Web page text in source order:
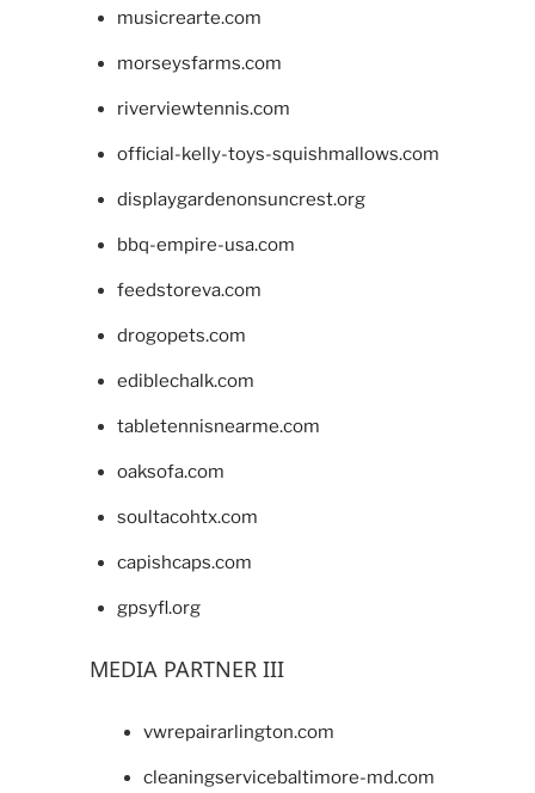
musicrearte.com
morseysfarms.com
riverviewtennis.com
official-kelly-toys-squishmallows.com
displaygardenonsuncrest.org
bbq-empire-usa.com
feedstoreva.com
drogopets.com
ediblechalk.com
tabletennisnearme.com
oaksofa.com
soultacohtx.com
capishcaps.com
gpsyfl.org
MEDIA PARTNER III
vwrepairarlington.com
cleaningservicebaltimore-md.com